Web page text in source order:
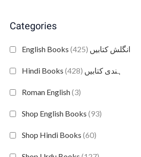
Categories
English Books انگلش کتابیں (425)
Hindi Books ہندی کتابیں (428)
Roman English(3)
Shop English Books (93)
Shop Hindi Books (60)